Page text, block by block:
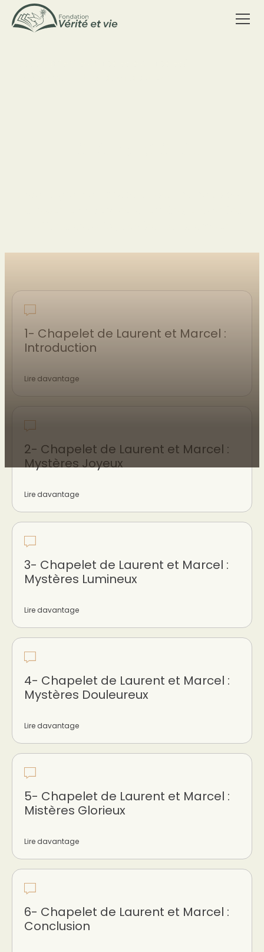
1- Chapelet de Laurent et Marcel :
Introduction
Lire davantage
2- Chapelet de Laurent et Marcel :
Mystères Joyeux
Lire davantage
3- Chapelet de Laurent et Marcel :
Mystères Lumineux
Lire davantage
4- Chapelet de Laurent et Marcel :
Mystères Douleureux
Lire davantage
5- Chapelet de Laurent et Marcel :
Mistères Glorieux
Lire davantage
6- Chapelet de Laurent et Marcel :
Conclusion